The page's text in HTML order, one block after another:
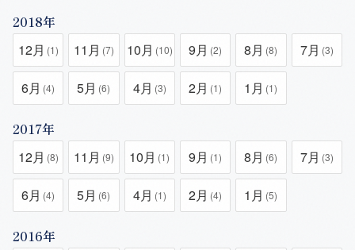
2018年
12月 (1) 11月 (7) 10月 (10) 9月 (2) 8月 (8) 7月 (3)
6月 (4) 5月 (6) 4月 (3) 2月 (1) 1月 (1)
2017年
12月 (8) 11月 (9) 10月 (1) 9月 (1) 8月 (6) 7月 (3)
6月 (4) 5月 (6) 4月 (1) 2月 (4) 1月 (5)
2016年